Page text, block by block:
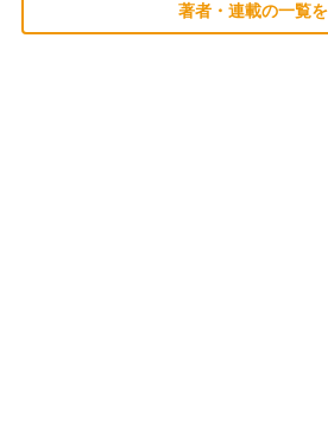
著者・連載の一覧